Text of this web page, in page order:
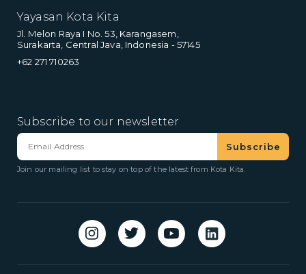
Yayasan Kota Kita
Jl. Melon Raya I No. 53, Karangasem,
Surakarta, Central Java, Indonesia - 57145
+62 271 710263
Subscribe to our newsletter
Join our mailing list to stay on top of the latest from Kota Kita.